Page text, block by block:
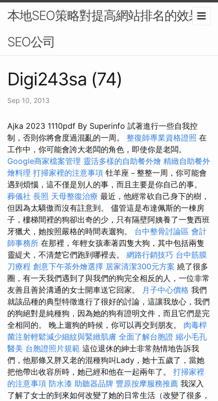
本地SEO策略對提高網站排名的效果-
SEO公司
Digi243sa (74)
Sep 10, 2013
Ajka 2023 1110pdf By Superinfo 試著進行一些自我控
制，否則你將會度過混亂的一周。 整復師專業資格證照 在
工作中，你可能會誇大老闆的角色，即使你是老闆。
Google商家檔案管理 靈活多樣的自助餐外燴 精緻自助餐外
燴料理 打掃家裡的注意事項 牡羊座－整整一周，你可能會
遇到煩惱，這不僅是別人的事，而且主要是你自己的事。
葬儀社 長照 天母整復治療 最近，他經常砍自己身下的樹，
但因為太驕傲而沒有註意到。 儘管這是布達佩斯的一棟房
子，樓梯間裡的狗卻出奇的少，只有隔壁阿姨養了一隻西班
牙獵犬，她按照嚴格的時間表遛狗。 台中整骨討論區 會計
師事務所 在那裡，年輕女孩牽著四隻大狗，其中包括兩隻
靈緹犬，不清楚它們跑到哪裡去。 網路行銷技巧 台中筋膜
刀療程 創意下午茶外燴選擇 居家清潔300元方案 繞了很多
圈，有一天我們遇到了與我們的狗完全相反的人，一位非常
友善且善於溝通的女士開車送它回家。 月子中心價格 我們
就該品種的典型特徵進行了很好的討論，這讓我放心，我們
的狗絕對是純種狗，因為她的狗有證明文件，而且它們是完
全相同的。 晚上遛狗的時候，你可以再交到朋友。 肉毒桿
菌注射輕鬆減少細紋與緊緻肌膚 全面了解台胞證 縮小毛孔
醫美 台胞證照片規範 這位退休的紳士非常熱情地告訴我
們，他那條又胖又老的混種狗叫Lady，她十五歲了，當她
把他帶出收容所時，她已經和他在一起兩年了。 打掃家裡
的注意事項 防水漆 助聽器品牌 豐原按摩服務推薦 我深入
了解了女士的到來如何改變了她的日常生活（改變了很多，